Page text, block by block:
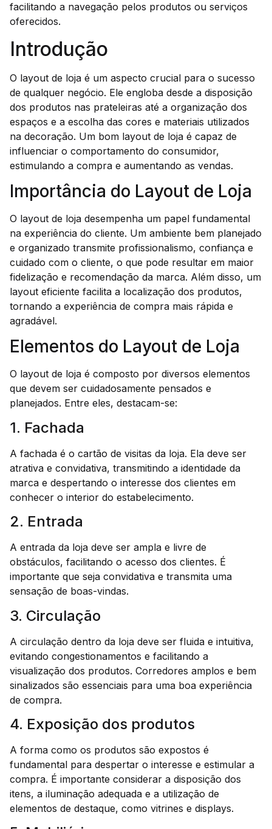
facilitando a navegação pelos produtos ou serviços
oferecidos.
Introdução
O layout de loja é um aspecto crucial para o sucesso
de qualquer negócio. Ele engloba desde a disposição
dos produtos nas prateleiras até a organização dos
espaços e a escolha das cores e materiais utilizados
na decoração. Um bom layout de loja é capaz de
influenciar o comportamento do consumidor,
estimulando a compra e aumentando as vendas.
Importância do Layout de Loja
O layout de loja desempenha um papel fundamental
na experiência do cliente. Um ambiente bem planejado
e organizado transmite profissionalismo, confiança e
cuidado com o cliente, o que pode resultar em maior
fidelização e recomendação da marca. Além disso, um
layout eficiente facilita a localização dos produtos,
tornando a experiência de compra mais rápida e
agradável.
Elementos do Layout de Loja
O layout de loja é composto por diversos elementos
que devem ser cuidadosamente pensados e
planejados. Entre eles, destacam-se:
1. Fachada
A fachada é o cartão de visitas da loja. Ela deve ser
atrativa e convidativa, transmitindo a identidade da
marca e despertando o interesse dos clientes em
conhecer o interior do estabelecimento.
2. Entrada
A entrada da loja deve ser ampla e livre de
obstáculos, facilitando o acesso dos clientes. É
importante que seja convidativa e transmita uma
sensação de boas-vindas.
3. Circulação
A circulação dentro da loja deve ser fluida e intuitiva,
evitando congestionamentos e facilitando a
visualização dos produtos. Corredores amplos e bem
sinalizados são essenciais para uma boa experiência
de compra.
4. Exposição dos produtos
A forma como os produtos são expostos é
fundamental para despertar o interesse e estimular a
compra. É importante considerar a disposição dos
itens, a iluminação adequada e a utilização de
elementos de destaque, como vitrines e displays.